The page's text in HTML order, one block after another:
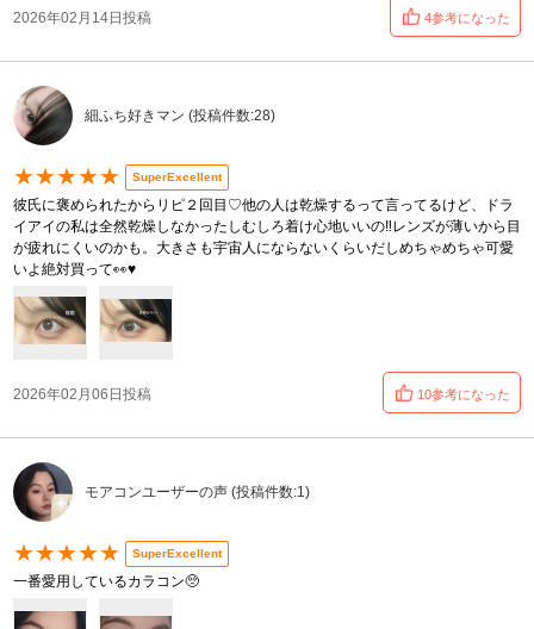
2026年02月14日投稿 4参考になった
細ふち好きマン (投稿件数:28)
★★★★★ SuperExcellent
彼氏に褒められたからリピ２回目♡他の人は乾燥するって言ってるけど、ドラ
イアイの私は全然乾燥しなかったしむしろ着け心地いいの‼️レンズが薄いから目
が疲れにくいのかも。大きさも宇宙人にならないくらいだしめちゃめちゃ可愛
いよ絶対買って👀♥
2026年02月06日投稿 10参考になった
モアコンユーザーの声 (投稿件数:1)
★★★★★ SuperExcellent
一番愛用しているカラコン🥺